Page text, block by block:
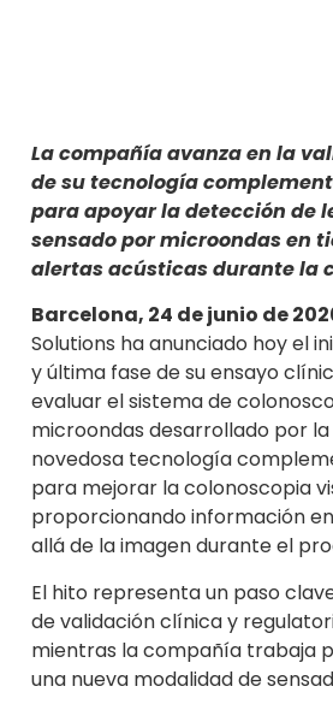
La compañía avanza en la
de su tecnología
para apoyar la detección de
sensado por microondas en
alertas acústicas durante la
Barcelona, 24 de junio de
Solutions ha anunciado hoy el
y última fase de su ensayo
evaluar el sistema de
microondas desarrollado por
novedosa tecnología
para mejorar la colonoscopia
proporcionando información
allá de la imagen durante el
El hito representa un paso
de validación clínica y
mientras la compañía trabaja
una nueva modalidad de